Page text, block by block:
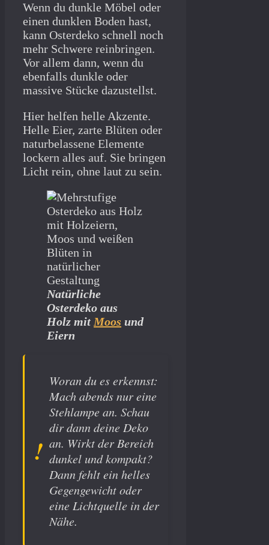
Wenn du dunkle Möbel oder
einen dunklen Boden hast,
kann Osterdeko schnell noch
mehr Schwere reinbringen.
Vor allem dann, wenn du
ebenfalls dunkle oder
massive Stücke dazustellst.
Hier helfen helle Akzente.
Helle Eier, zarte Blüten oder
naturbelassene Elemente
lockern alles auf. Sie bringen
Licht rein, ohne laut zu sein.
Natürliche
Osterdeko aus
Holz mitMoos und
Eiern
Woran du es erkennst:
Mach abends nur eine
Stehlampe an. Schau
dir dann deine Deko
an. Wirkt der Bereich
dunkel und kompakt?
Dann fehlt ein helles
Gegengewicht oder
eine Lichtquelle in der
Nähe.